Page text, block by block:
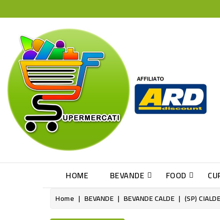
HOME BEVANDE FOOD
Home BEVANDE BEVANDE CALDE (SP)